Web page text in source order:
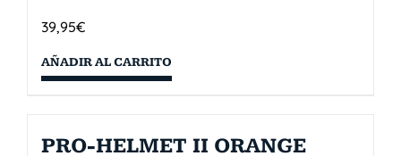
39,95€
AÑADIR AL CARRITO
PRO-HELMET II ORANGE